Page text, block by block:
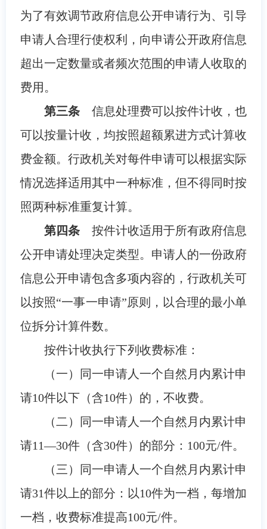
为了有效调节政府信息公开申请行为、引导
申请人合理行使权利，向申请公开政府信息
超出一定数量或者频次范围的申请人收取的
费用。
第三条信息处理费可以按件计收，也
可以按量计收，均按照超额累进方式计算收
费金额。行政机关对每件申请可以根据实际
情况选择适用其中一种标准，但不得同时按
照两种标准重复计算。
第四条按件计收适用于所有政府信息
公开申请处理决定类型。申请人的一份政府
信息公开申请包含多项内容的，行政机关可
以按照“一事一申请”原则，以合理的最小单
位拆分计算件数。
按件计收执行下列收费标准：
（一）同一申请人一个自然月内累计申
请10件以下（含10件）的，不收费。
（二）同一申请人一个自然月内累计申
请11—30件（含30件）的部分：100元/件。
（三）同一申请人一个自然月内累计申
请31件以上的部分：以10件为一档，每增加
一档，收费标准提高100元/件。